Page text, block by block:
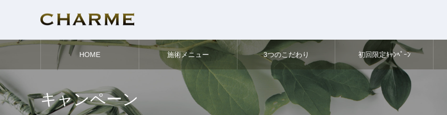
HOME 施術メニュー 3つのこだわり 初回限定ｷｬﾝﾍﾟｰﾝ
キャンペーン